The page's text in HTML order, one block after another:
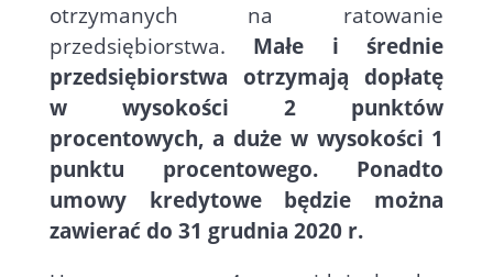
otrzymanych na ratowanie
przedsiębiorstwa. Małe i średnie
przedsiębiorstwa otrzymają dopłatę
w wysokości 2 punktów
procentowych, a duże w wysokości 1
punktu procentowego. Ponadto
umowy kredytowe będzie można
zawierać do 31 grudnia 2020 r.